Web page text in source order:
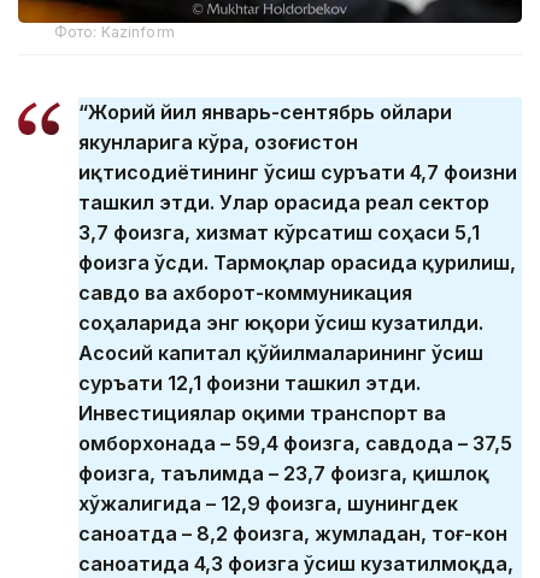
Фото: Kazinform
“Жорий йил январь-сентябрь ойлари
якунларига кўра, Қозоғистон
иқтисодиётининг ўсиш суръати 4,7 фоизни
ташкил этди. Улар орасида реал сектор
3,7 фоизга, хизмат кўрсатиш соҳаси 5,1
фоизга ўсди. Тармоқлар орасида қурилиш,
савдо ва ахборот-коммуникация
соҳаларида энг юқори ўсиш кузатилди.
Асосий капитал қўйилмаларининг ўсиш
суръати 12,1 фоизни ташкил этди.
Инвестициялар оқими транспорт ва
омборхонада – 59,4 фоизга, савдода – 37,5
фоизга, таълимда – 23,7 фоизга, қишлоқ
хўжалигида – 12,9 фоизга, шунингдек
саноатда – 8,2 фоизга, жумладан, тоғ-кон
саноатида 4,3 фоизга ўсиш кузатилмоқда,